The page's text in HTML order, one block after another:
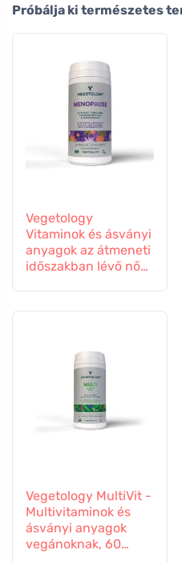
Próbálja ki természetes
Vegetology
Vitaminok és ásványi
anyagok az átmeneti
időszakban lévő nők
Vegetology MultiVit -
Multivitaminok és
ásványi anyagok
vegánoknak, 60